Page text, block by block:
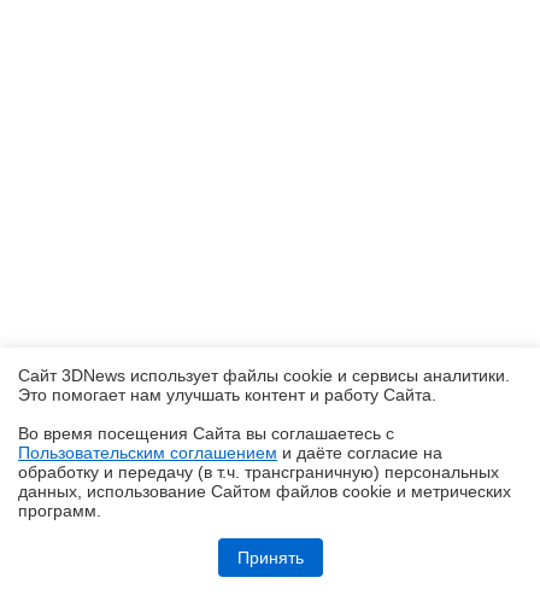
Обзор Midea VCR V15 EVO ULTRA: я просто хорошо убираю любое
Сайт 3DNews использует файлы cookie и сервисы аналитики.
Это помогает нам улучшать контент и работу Cайта.
Во время посещения Cайта вы соглашаетесь с
Пользовательским соглашением и даёте согласие на
обработку и передачу (в т.ч. трансграничную) персональных
данных, использование Cайтом файлов cookie и метрических
программ.
Принять